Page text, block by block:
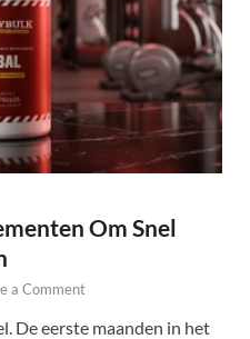
Om Snel
a Comment
De eerste maanden in het